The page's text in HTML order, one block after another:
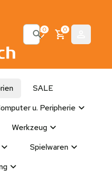
0 0
SALE
u. Peripherie
Werkzeug
Spielwaren